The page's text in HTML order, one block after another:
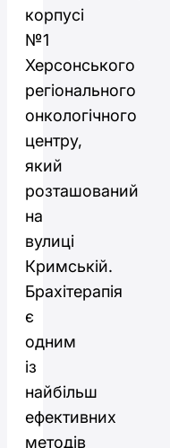
корпусі
№1
Херсонського
регіонального
онкологічного
центру,
який
розташований
на
вулиці
Кримській.
Брахітерапія
є
одним
із
найбільш
ефективних
методів